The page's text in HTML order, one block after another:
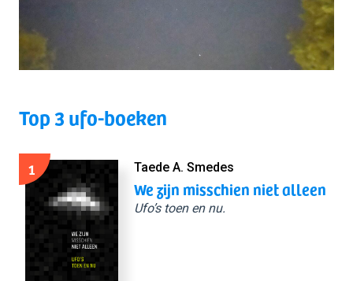
Top 3 ufo-boeken
1 Taede A. Smedes
We zijn misschien niet alleen
Ufo’s toen en nu.